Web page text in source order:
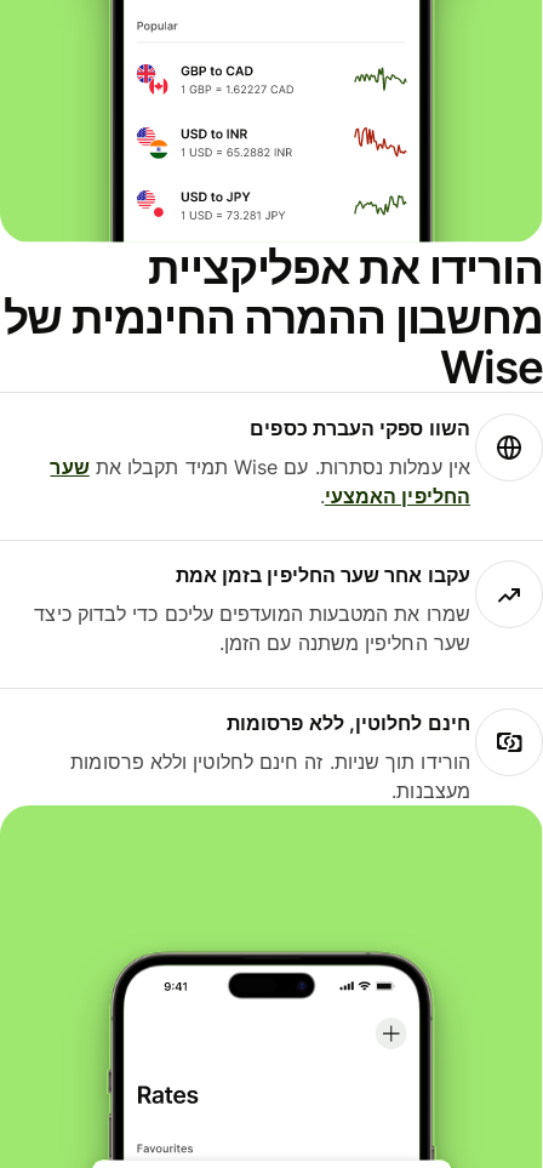
את אפליקציית
ההמרה החינמית של
השוו ספקי העברת כספים
אין עמלות נסתרות. עם Wise תמיד תקבלו את
שער
החליפין האמצעי.
עקבו אחר שער החליפין בזמן אמת
שמרו את המטבעות המועדפים עליכם כדי לבדוק כיצד
שער החליפין משתנה עם הזמן.
חינם לחלוטין, ללא פרסומות
הורידו תוך שניות. זה חינם לחלוטין וללא פרסומות
מעצבנות.